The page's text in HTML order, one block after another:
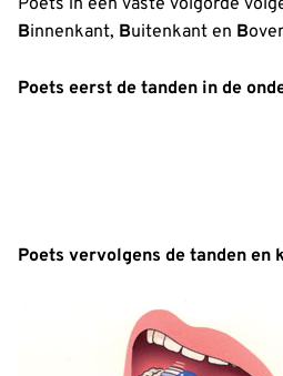
Binnenkant, Buitenkant en B
Poets eerst de tanden in de
Poets vervolgens de tanden en